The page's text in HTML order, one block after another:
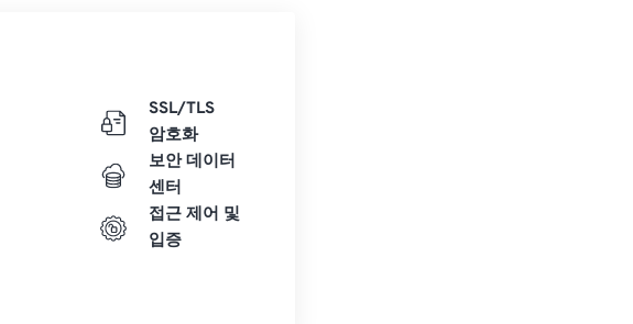
SSL/TLS
암호화
보안 데이터
센터
접근 제어 및
입증